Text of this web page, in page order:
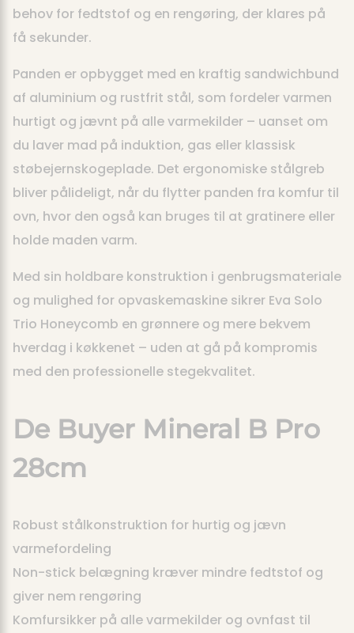
behov for fedtstof og en rengøring, der klares på
få sekunder.
Panden er opbygget med en kraftig sandwichbund
af aluminium og rustfrit stål, som fordeler varmen
hurtigt og jævnt på alle varmekilder – uanset om
du laver mad på induktion, gas eller klassisk
støbejernskogeplade. Det ergonomiske stålgreb
bliver pålideligt, når du flytter panden fra komfur til
ovn, hvor den også kan bruges til at gratinere eller
holde maden varm.
Med sin holdbare konstruktion i genbrugsmateriale
og mulighed for opvaskemaskine sikrer Eva Solo
Trio Honeycomb en grønnere og mere bekvem
hverdag i køkkenet – uden at gå på kompromis
med den professionelle stegekvalitet.
De Buyer Mineral B Pro
28cm
Robust stålkonstruktion for hurtig og jævn
varmefordeling
Non-stick belægning kræver mindre fedtstof og
giver nem rengøring
Komfursikker på alle varmekilder og ovnfast til